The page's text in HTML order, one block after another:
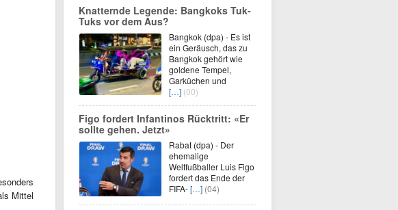
Mittel
Knatternde Legende: Bangkoks Tuk-
Tuks vor dem Aus?
Bangkok (dpa) - Es ist
ein Geräusch, das zu
Bangkok gehört wie
goldene Tempel,
Garküchen und
[…] (00)
Figo fordert Infantinos Rücktritt: «Er
sollte gehen. Jetzt»
Rabat (dpa) - Der
ehemalige
Weltfußballer Luis Figo
fordert das Ende der
FIFA-[…] (04)